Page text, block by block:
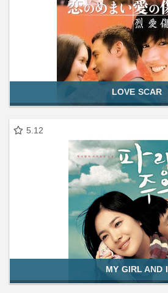
LOVE SCAR
5.12
MY GIRL AND I